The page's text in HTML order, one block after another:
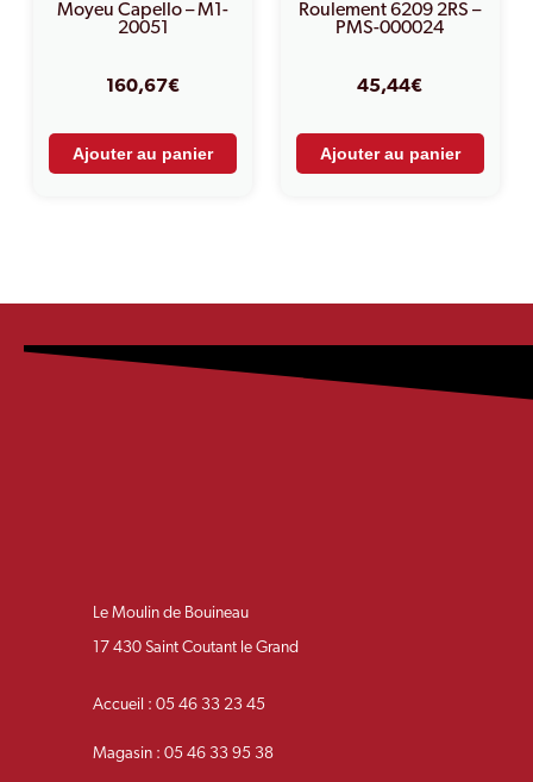
Moyeu Capello – M1-
20051
160,67€
Ajouter au panier
Roulement 6209 2RS –
PMS-000024
45,44€
Ajouter au panier
Le Moulin de Bouineau
17 430 Saint Coutant le Grand
Accueil : 05 46 33 23 45
Magasin : 05 46 33 95 38